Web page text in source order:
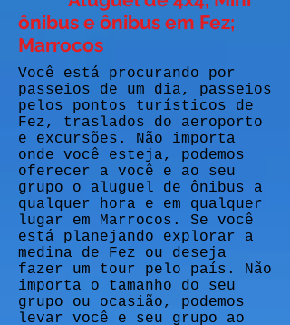
ônibus e ônibus em Fez;
Marrocos
Você está procurando por
passeios de um dia, passeios
pelos pontos turísticos de
Fez, traslados do aeroporto
e excursões. Não importa
onde você esteja, podemos
oferecer a você e ao seu
grupo o aluguel de ônibus a
qualquer hora e em qualquer
lugar em Marrocos. Se você
está planejando explorar a
medina de Fez ou deseja
fazer um tour pelo país. Não
importa o tamanho do seu
grupo ou ocasião, podemos
levar você e seu grupo ao